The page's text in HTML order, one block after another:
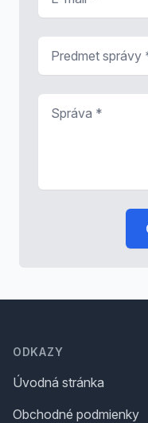
ODKAZY
Úvodná stránka
Obchodné podmienky